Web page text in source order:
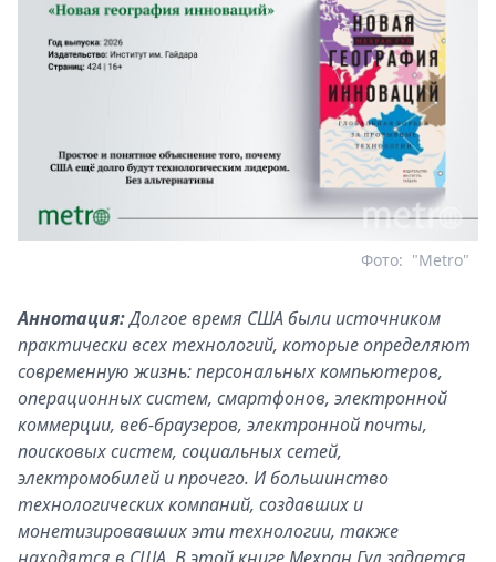
"Metro"
Фото:
Аннотация:Долгое время США были источником
практически всех технологий, которые определяют
современную жизнь: персональных компьютеров,
операционных систем, смартфонов, электронной
коммерции, веб-браузеров, электронной почты,
поисковых систем, социальных сетей,
электромобилей и прочего. И большинство
технологических компаний, создавших и
монетизировавших эти технологии, также